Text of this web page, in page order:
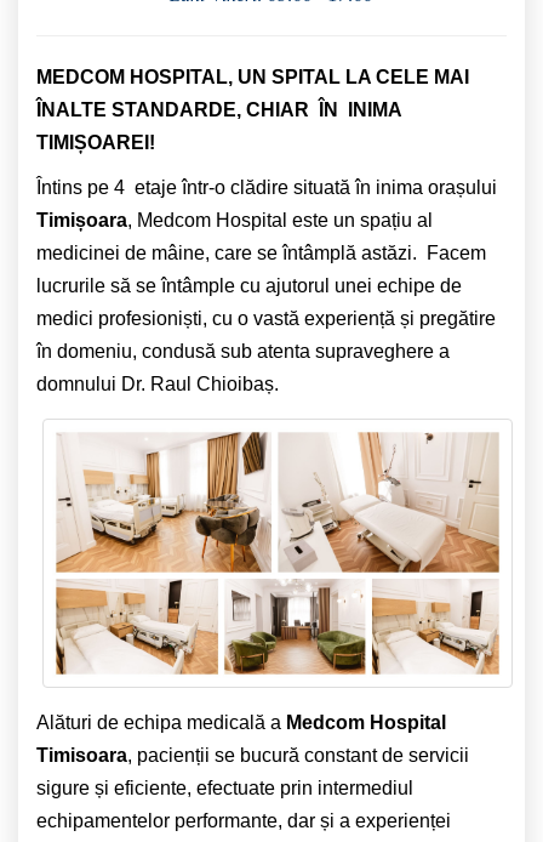
MEDCOM HOSPITAL, UN SPITAL LA CELE MAI
ÎNALTE STANDARDE, CHIAR ÎN INIMA
TIMIȘOAREI!
Întins pe 4 etaje într-o clădire situată în inima orașului
Timișoara, Medcom Hospital este un spațiu al
medicinei de mâine, care se întâmplă astăzi. Facem
lucrurile să se întâmple cu ajutorul unei echipe de
medici profesioniști, cu o vastă experiență și pregătire
în domeniu, condusă sub atenta supraveghere a
domnului Dr. Raul Chioibaș.
Alături de echipa medicală a Medcom Hospital
Timisoara, pacienții se bucură constant de servicii
sigure și eficiente, efectuate prin intermediul
echipamentelor performante, dar și a experienței